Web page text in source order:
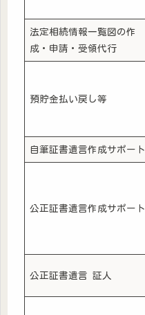
法定相続情報一覧図の作
成・申請・受領代行
預貯金払い戻し等
自筆証書遺言作成サポート
公正証書遺言作成サポート
公正証書遺言 証人